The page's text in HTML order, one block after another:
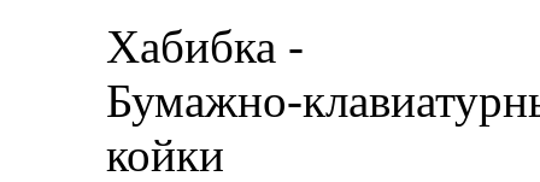
Хабибка -
Бумажно-
койки